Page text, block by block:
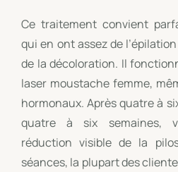
Ce traitement convient
qui en ont assez de
de la décoloration. Il
laser moustache femme,
hormonaux. Après quatre à
quatre à six semaines,
réduction visible de la
séances, la plupart des